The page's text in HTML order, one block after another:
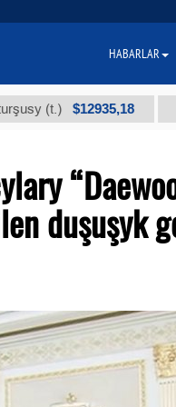
$12935,18 Az
duşuşyk
HABARLAR